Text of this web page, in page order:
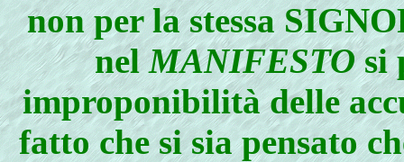
non per la stessa
nelMANIFESTOsi
improponibilità delle
fatto che si sia pensato